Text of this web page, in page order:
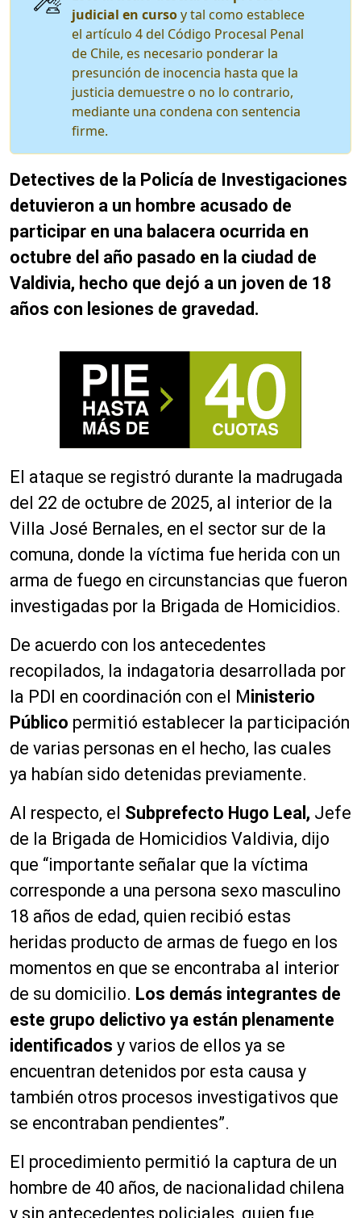
judicial en cursoy tal como establece
el artículo 4 del Código Procesal Penal
de Chile, es necesario ponderar la
presunción de inocencia hasta que la
justicia demuestre o no lo contrario,
mediante una condena con sentencia
firme.
Detectives de la Policía de Investigaciones
detuvieron a un hombre acusado de
participar en una balacera ocurrida en
octubre del año pasado en la ciudad de
Valdivia, hecho que dejó a un joven de 18
años con lesiones de gravedad.
El ataque se registró durante la madrugada
del 22 de octubre de 2025, al interior de la
Villa José Bernales, en el sector sur de la
comuna, donde la víctima fue herida con un
arma de fuego en circunstancias que fueron
investigadas por la Brigada de Homicidios.
De acuerdo con los antecedentes
recopilados, la indagatoria desarrollada por
la PDI en coordinación con el M inisterio
Público permitió establecer la participación
de varias personas en el hecho, las cuales
ya habían sido detenidas previamente.
A l respecto, el Subprefecto Hugo Leal, Jefe
de la Brigada de Homicidios Valdivia, dijo
que “importante señalar que la víctima
corresponde a una persona sexo masculino
18 años de edad, quien recibió estas
heridas producto de armas de fuego en los
momentos en que se encontraba al interior
de su domicilio. Los demás integrantes de
este grupo delictivo ya están plenamente
identificados y varios de ellos ya se
encuentran detenidos por esta causa y
también otros procesos investigativos que
se encontraban pendientes”.
El procedimiento permitió la captura de un
hombre de 40 años, de nacionalidad chilena
y sin antecedentes policiales, quien fue